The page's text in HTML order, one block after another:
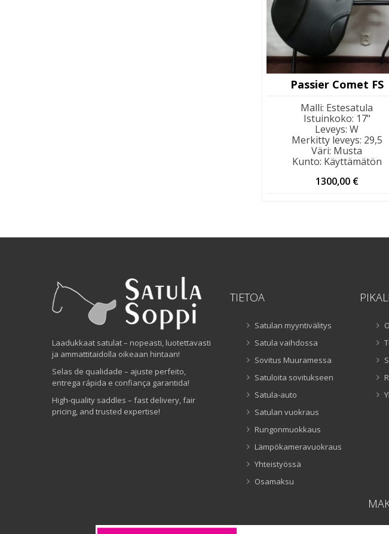
Passier Comet FS
Malli: Estesatula
Istuinkoko: 17"
Leveys:W
Merkitty leveys: 29,5
Väri: Musta
Kunto: Käyttämätön
1300,00 €
Laadukkaat satulat – nopeasti, luotettavasti
ja ammattitaidolla oikeaan hintaan!
Selas de qualidade – ajuste perfeito,
entrega rápida e confiança garantida!
High-quality saddles – fast delivery, fair
pricing, and trusted expertise!
TIETOA
Satulan myyntivälitys
Satula vaihdossa
Sovitus Muuramessa
Satuloita sovitukseen
Satula-auto
Satulan vuokraus
Rungonmuokkaus
Lämpökameravuokraus
Yhteistyössä
Osamaksu